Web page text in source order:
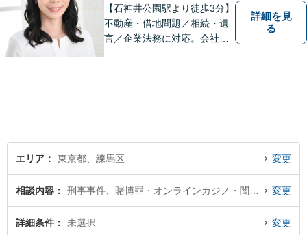
ます。
【石神井公園駅より徒歩3分】
不動産・借地問題／相続・遺
言／企業法務に対応。会社員
詳細を見
る
エリア 東京都、練馬区 変更
相談内容 変更
詳細条件 未選択 変更